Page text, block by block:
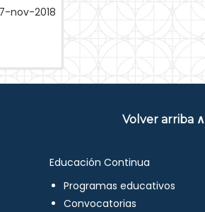
nov-2018
Volver arriba ∧
Educación Continua
Programas educativos
Convocatorias